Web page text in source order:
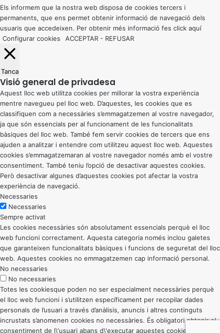
button
Els informem que la nostra web disposa de cookies tercers i
permanents, que ens permet obtenir informació de navegació dels
usuaris que accedeixen. Per obtenir més informació fes click aquí
Configurar cookies
ACCEPTAR - REFUSAR
Tanca
Visió general de privadesa
Aquest lloc web utilitza cookies per millorar la vostra experiència
mentre navegueu pel lloc web. D’aquestes, les cookies que es
classifiquen com a necessàries s’emmagatzemen al vostre navegador,
ja que són essencials per al funcionament de les funcionalitats
bàsiques del lloc web. També fem servir cookies de tercers que ens
ajuden a analitzar i entendre com utilitzeu aquest lloc web. Aquestes
cookies s’emmagatzemaran al vostre navegador només amb el vostre
consentiment. També teniu l’opció de desactivar aquestes cookies.
Però desactivar algunes d’aquestes cookies pot afectar la vostra
experiència de navegació.
Necessaries
Necessaries
Sempre activat
Les cookies necessàries són absolutament essencials perquè el lloc
web funcioni correctament. Aquesta categoria només inclou galetes
que garanteixen funcionalitats bàsiques i funcions de seguretat del lloc
web. Aquestes cookies no emmagatzemen cap informació personal.
No necessaries
No necessaries
Totes les cookiesque poden no ser especialment necessàries perquè
el lloc web funcioni i s’utilitzen específicament per recopilar dades
personals de l’usuari a través d’anàlisis, anuncis i altres continguts
incrustats s’anomenen cookies no necessàries. És obligatori obtenir el
consentiment de l\'usuari abans d\'executar aquestes cookies al vostre